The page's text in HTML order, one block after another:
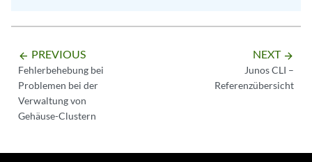
arrow_backward PREVIOUS
Fehlerbehebung bei
Problemen bei der
Verwaltung von
Gehäuse-Clustern
NEXT arrow_forward
Junos CLI –
Referenzübersicht